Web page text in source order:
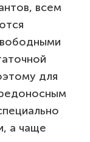
всем
для
а чаще